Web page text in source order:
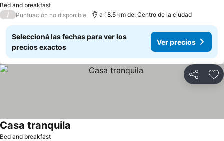
Bed and breakfast
/ Puntuación no disponible a 18.5 km de: Centro de la ciudad
Seleccioná las fechas para ver los
precios exactos
Ver precios
Compartir
Bed and breakfast
Casa tranquila